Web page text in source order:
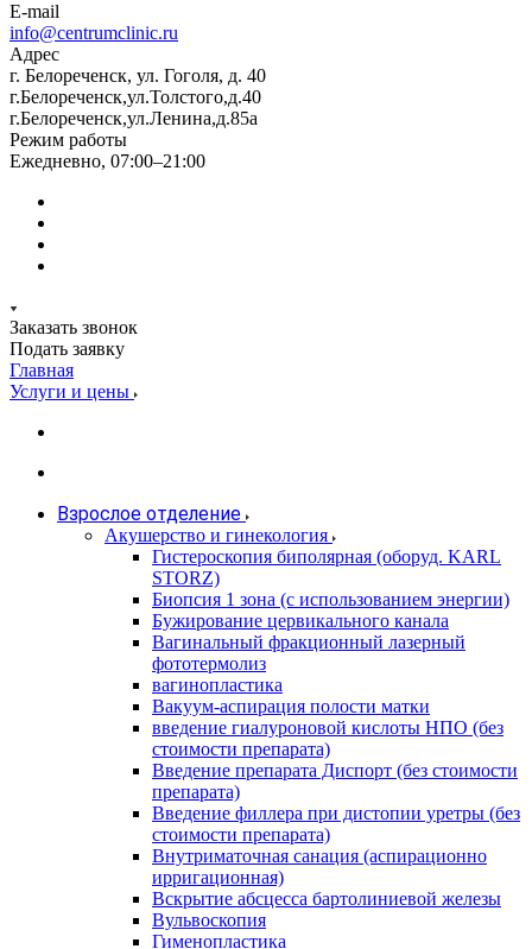
E-mail
info@centrumclinic.ru
Адрес
г. Белореченск, ул. Гоголя, д. 40
г.Белореченск,ул.Толстого,д.40
г.Белореченск,ул.Ленина,д.85а
Режим работы
Ежедневно, 07:00–21:00
Заказать звонок
Подать заявку
Главная
Услуги и цены
Взрослое отделение
Акушерство и гинекология
Гистероскопия биполярная (оборуд. KARL
STORZ)
Биопсия 1 зона (с использованием энергии)
Бужирование цервикального канала
Вагинальный фракционный лазерный
фототермолиз
вагинопластика
Вакуум-аспирация полости матки
введение гиалуроновой кислоты НПО (без
стоимости препарата)
Введение препарата Диспорт (без стоимости
препарата)
Введение филлера при дистопии уретры (без
стоимости препарата)
Внутриматочная санация (аспирационно
ирригационная)
Вскрытие абсцесса бартолиниевой железы
Вульвоскопия
Гименопластика